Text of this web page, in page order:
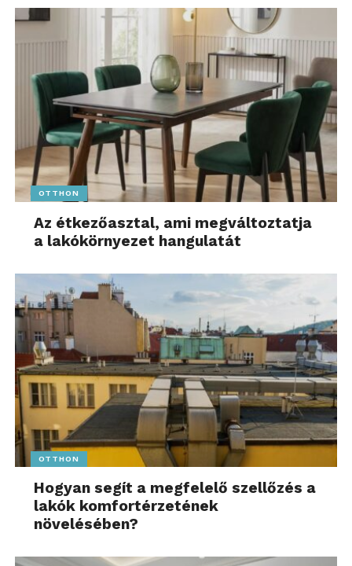
különböző helyen is otthonosan érzi magát:
szülőföldje, a Kiskunsági Nemzeti Park vidéke
Kiskőrös és Akasztó környékén; felesége révén az
Őrségi Nemzeti Park Sárvár környékén; valamint
Németországban, ahol már több éve él családjával
Nürnberg közelében. Úgy érzi, hogy mindhárom
régió más–más szépséget kínál, és ez lehetőséget ad
arra, hogy egész évben aktívan hódolhasson a
természetfotózásnak.
ben
Fotó: Király Árpád – Banka ebéd
Az év ifjú természetfotósa címet minden évben az
OTTHON
Az étkezőasztal, ami megváltoztatja
a lakókörnyezet hangulatát
OTTHON
Hogyan segít a megfelelő szellőzés a
lakók komfortérzetének
növelésében?